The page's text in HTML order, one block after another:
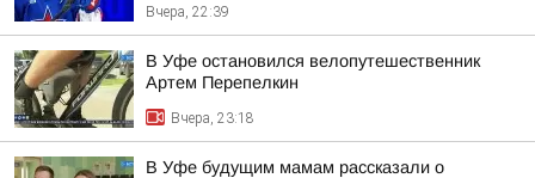
Вчера, 22:39
В Уфе остановился велопутешественник
Артем Перепелкин
Вчера, 23:18
В Уфе будущим мамам рассказали о